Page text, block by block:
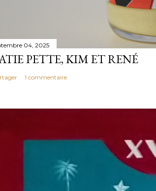
04, 2025
PETTE, KIM ET RENÉ
1 commentaire